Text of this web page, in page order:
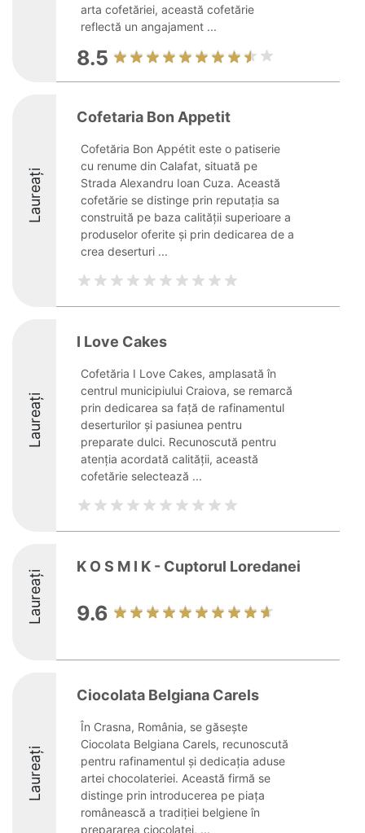
arta cofetăriei, această cofetărie
reflectă un angajament ...
8.5
Laureați
Cofetaria Bon Appetit
Cofetăria Bon Appétit este o patiserie
cu renume din Calafat, situată pe
Strada Alexandru Ioan Cuza. Această
cofetărie se distinge prin reputația sa
construită pe baza calității superioare a
produselor oferite și prin dedicarea de a
crea deserturi ...
Laureați
I Love Cakes
Cofetăria I Love Cakes, amplasată în
centrul municipiului Craiova, se remarcă
prin dedicarea sa față de rafinamentul
deserturilor și pasiunea pentru
preparate dulci. Recunoscută pentru
atenția acordată calității, această
cofetărie selectează ...
Laureați
K O S M I K - Cuptorul Loredanei
9.6
Laureați
Ciocolata Belgiana Carels
În Crasna, România, se găsește
Ciocolata Belgiana Carels, recunoscută
pentru rafinamentul și dedicația aduse
artei chocolateriei. Această firmă se
distinge prin introducerea pe piața
românească a tradiției belgiene în
prepararea ciocolatei, ...